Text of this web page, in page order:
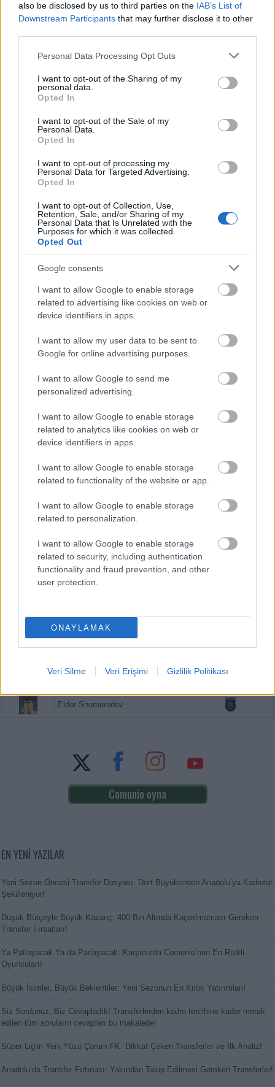
also be disclosed by us to third parties on the IAB’s List of
Downstream Participants that may further disclose it to other
Please note that this website/app uses one or more Google
not limited to your visit or usage behaviour. You may click to
grant or deny consent to Google and its third-party tags to
use your data for below specified purposes in below Google
consent section.
Personal Data Processing Opt Outs
I want to opt-out of the Sharing of my
personal data.
Opted In
I want to opt-out of the Sale of my
Personal Data.
Opted In
I want to opt-out of processing my
Personal Data for Targeted Advertising.
Opted In
I want to opt-out of Collection, Use,
Retention, Sale, and/or Sharing of my
Personal Data that Is Unrelated with the
Purposes for which it was collected.
Opted Out
Google consents
I want to allow Google to enable storage
related to advertising like cookies on web or
device identifiers in apps.
I want to allow my user data to be sent to
Google for online advertising purposes.
I want to allow Google to send me
personalized advertising.
I want to allow Google to enable storage
related to analytics like cookies on web or
device identifiers in apps.
I want to allow Google to enable storage
related to functionality of the website or app.
I want to allow Google to enable storage
related to personalization.
I want to allow Google to enable storage
related to security, including authentication
functionality and fraud prevention, and other
user protection.
ONAYLAMAK
Veri Silme Veri Erişimi Gizlilik Politikası
Gaziantep FK'nın dört gözle beklediği yıldızı takıma katıldı. 20 yaşındaki
genç yeteneğin gelmesine açıkcası şaşırdım dersem yeridir. Çok başarılı
EN DEĞERLI TOP 5
Victor Osimhen
Paul Onuachu
21.520.000
Eldor Shomurodov
PUAN BAZINDA TOP 5
Mason Greenwood
Eldor Shomurodov -
Comunio oyna
EN YENİ YAZILAR
Yeni Sezon Öncesi Transfer Dosyası: Dört Büyüklerden Anadolu’ya Kadrolar
Şekilleniyor!
Düşük Bütçeyle Büyük Kazanç: 400 Bin Altında Kaçırılmaması Gereken
Transfer Fırsatları!
Ya Patlayacak Ya da Parlayacak: Karşınızda Comunio’nun En Riskli
Oyuncuları!
Büyük İsimler, Büyük Beklentiler: Yeni Sezonun En Kritik Yatırımları!
Siz Sordunuz, Biz Cevapladık! Transferlerden kadro tercihine kadar merak
edilen tüm soruların cevapları bu makalede!
Süper Lig’in Yeni Yüzü Çorum FK: Dikkat Çeken Transferler ve İlk Analiz!
Anadolu’da Transfer Fırtınası: Yakından Takip Edilmesi Gereken Transferler!